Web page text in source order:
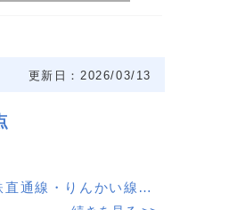
更新日：2026/03/13
通線・りんかい線の